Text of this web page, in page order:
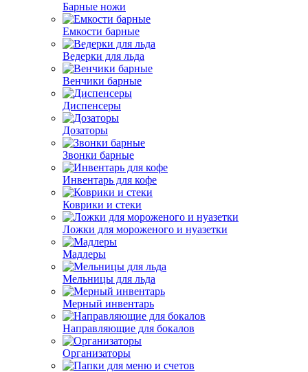
Барные ножи
Емкости барные
Ведерки для льда
Венчики барные
Диспенсеры
Дозаторы
Звонки барные
Инвентарь для кофе
Коврики и стеки
Ложки для мороженого и нуазетки
Мадлеры
Мельницы для льда
Мерный инвентарь
Направляющие для бокалов
Организаторы